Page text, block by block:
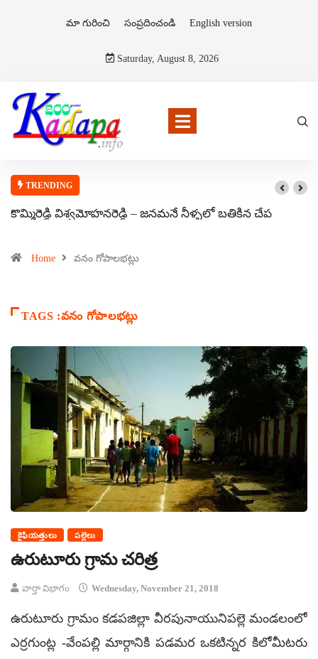
మా గురించి సంప్రదించండి English version
Saturday, August 8, 2026
TRENDING
కొమ్మిరెడ్డి విశ్వమోహనరెడ్డి – జనమనే నీళ్ళలో బతికిన చేప
Home వనం గోపాలభట్లు
TAGS :వనం గోపాలభట్లు
కైఫియత్తులు పల్లెలు
ఉరుటూరు గ్రామ చరిత్ర
వార్తా విభాగం Wednesday, November 21, 2018
ఉరుటూరు గ్రామం కడపజిల్లా వీరపునాయునిపల్లె మండలంలో
ఎర్రగుంట్ల -వేంపల్లి మార్గానికి పడమర ఒకటిన్నర కిలోమీటరు